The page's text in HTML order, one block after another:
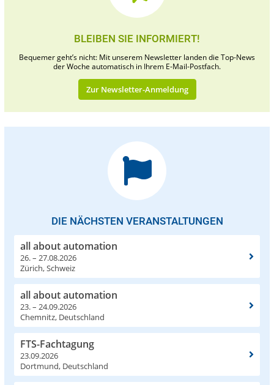
BLEIBEN SIE INFORMIERT!
Bequemer geht’s nicht: Mit unserem Newsletter landen die Top-News
der Woche automatisch in Ihrem E-Mail-Postfach.
Zur Newsletter-Anmeldung
DIE NÄCHSTEN VERANSTALTUNGEN
all about automation
26. – 27.08.2026
Zürich, Schweiz
all about automation
23. – 24.09.2026
Chemnitz, Deutschland
FTS-Fachtagung
23.09.2026
Dortmund, Deutschland